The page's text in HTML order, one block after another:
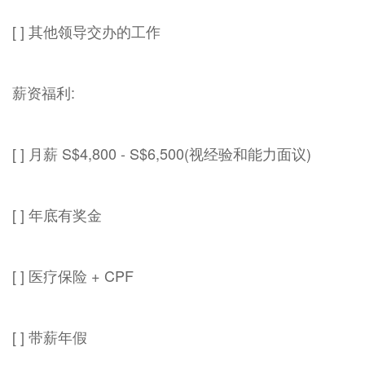
[ ] 其他领导交办的工作
薪资福利:
[ ] 月薪 S$4,800 - S$6,500(视经验和能力面议)
[ ] 年底有奖金
[ ] 医疗保险 + CPF
[ ] 带薪年假